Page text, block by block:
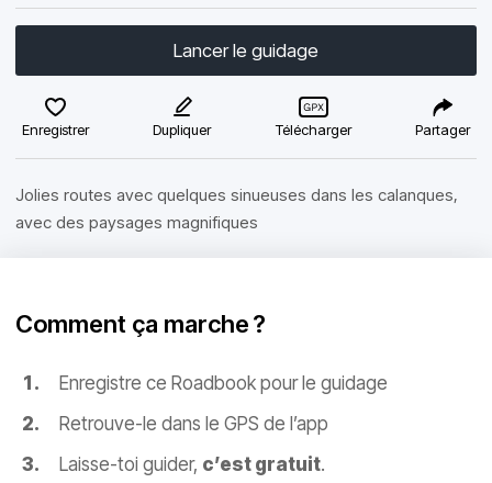
Lancer le guidage
Enregistrer Dupliquer Télécharger Partager
Jolies routes avec quelques sinueuses dans les calanques,
avec des paysages magnifiques
Comment ça marche ?
Enregistre ce Roadbook pour le guidage
Retrouve-le dans le GPS de l’app
Laisse-toi guider, c’est gratuit.